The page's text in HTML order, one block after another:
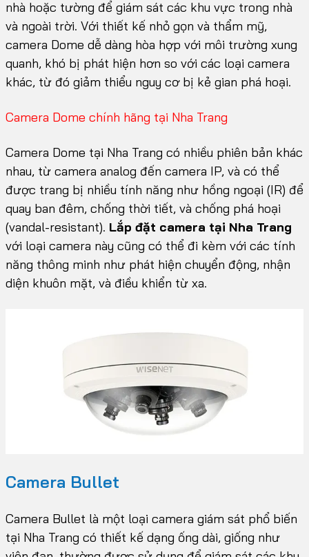
nhà hoặc tường để giám sát các khu vực trong nhà
và ngoài trời. Với thiết kế nhỏ gọn và thẩm mỹ,
camera Dome dễ dàng hòa hợp với môi trường xung
quanh, khó bị phát hiện hơn so với các loại camera
khác, từ đó giảm thiểu nguy cơ bị kẻ gian phá hoại.
Camera Dome chính hãng tại Nha Trang
Camera Dome tại Nha Trang có nhiều phiên bản khác
nhau, từ camera analog đến camera IP, và có thể
được trang bị nhiều tính năng như hồng ngoại (IR) để
quay ban đêm, chống thời tiết, và chống phá hoại
(vandal-resistant). Lắp đặt camera tại Nha Trang
với loại camera này cũng có thể đi kèm với các tính
năng thông minh như phát hiện chuyển động, nhận
diện khuôn mặt, và điều khiển từ xa.
Camera Bullet
Camera Bullet là một loại camera giám sát phổ biến
tại Nha Trang có thiết kế dạng ống dài, giống như